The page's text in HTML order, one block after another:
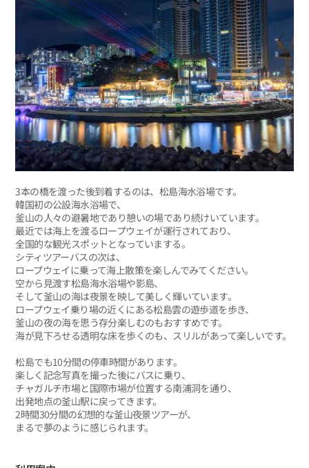
3本の橋を渡った後到着するのは、松島海水浴場です。
韓国初の公設海水浴場で、
釜山の人々の避暑地であり憩いの場であり続けいています。
最近では海上を渡るロープウェイが運行されており、
全国的な観光スポットとなっていまする。
シティツアーバスの次は、
ロープウェイに乗って海上散策を楽しんでみてください。
空から見渡す松島海水浴場や影島、
そして釜山の海は夜景を映して美しく輝いています。
ロープウェイ乗り場の近くにある松島雲の遊歩道を歩き、
釜山の夜の海を思う存分楽しむのもおすすめです。
海が見下ろせる透明な床を歩くのも、スリルがあって楽しいです。
松島でも10分間の停車時間があります。
楽しく記念写真を撮った後にバスに乗り、
チャガルチ市場と国際市場が位置する南浦洞を通り、
出発地点の釜山駅に戻ってきます。
2時間30分間の幻想的な釜山夜景ツアーが、
まるで夢のように感じられます。